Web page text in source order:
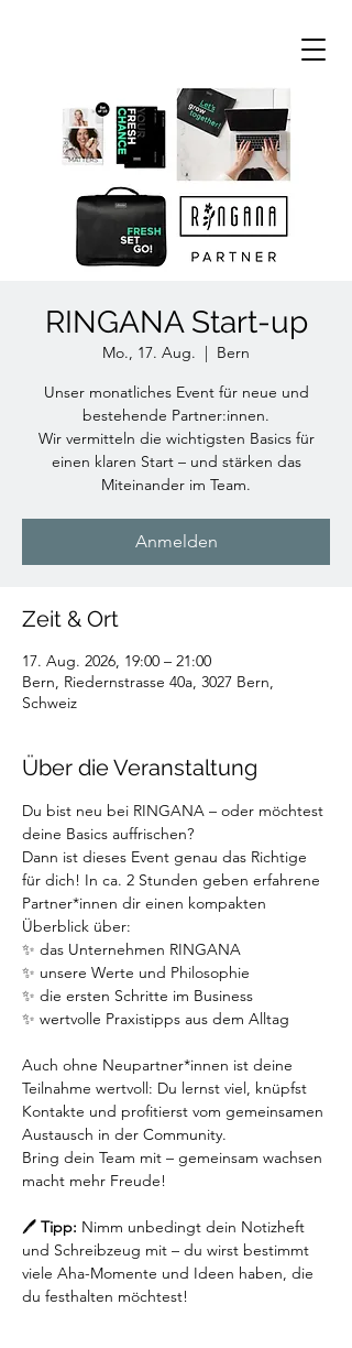
RINGANA Start-up
Mo., 17. Aug.
  |
Bern
Unser monatliches Event für neue und
bestehende Partner:innen.
Wir vermitteln die wichtigsten Basics für
einen klaren Start – und stärken das
Miteinander im Team.
Anmelden
Zeit & Ort
17. Aug. 2026, 19:00 – 21:00
Bern, Riedernstrasse 40a, 3027 Bern,
Schweiz
Über die Veranstaltung
Du bist neu bei RINGANA – oder möchtest
deine Basics auffrischen?
Dann ist dieses Event genau das Richtige
für dich! In ca. 2 Stunden geben erfahrene
Partner*innen dir einen kompakten
Überblick über:
✨ das Unternehmen RINGANA
✨ unsere Werte und Philosophie
✨ die ersten Schritte im Business
✨ wertvolle Praxistipps aus dem Alltag
Auch ohne Neupartner*innen ist deine
Teilnahme wertvoll: Du lernst viel, knüpfst
Kontakte und profitierst vom gemeinsamen
Austausch in der Community.
Bring dein Team mit – gemeinsam wachsen
macht mehr Freude!
🖊️ Tipp: Nimm unbedingt dein Notizheft
und Schreibzeug mit – du wirst bestimmt
viele Aha-Momente und Ideen haben, die
du festhalten möchtest!